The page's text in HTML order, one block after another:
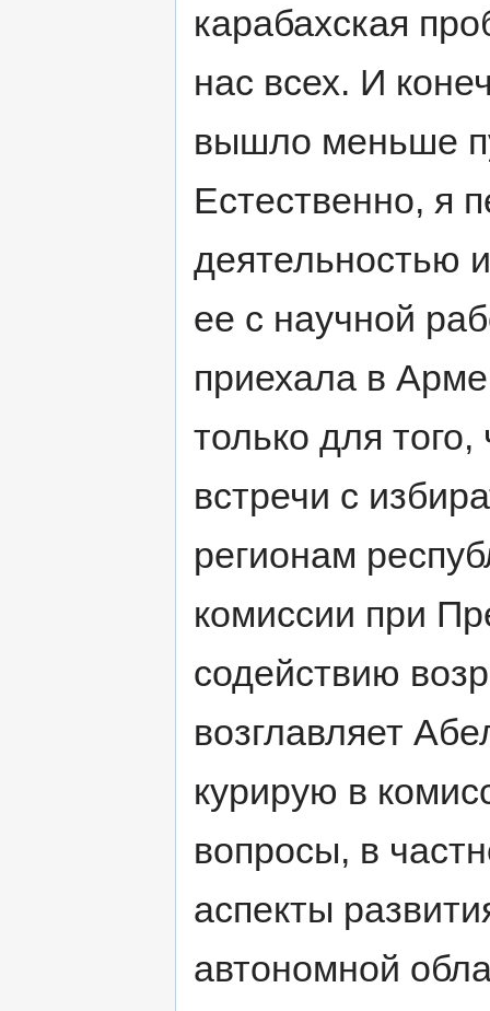
карабахская
нас всех. И
вышло меньше
Естественно, я
деятельностью
ее с научной
приехала в
только для
встречи с
регионам
комиссии при
содействию
возглавляет
курирую в
вопросы, в
аспекты
автономной